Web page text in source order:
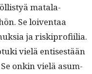
mata­la­
Se loiven­taa
ja riskiprofi­il­ia.
vielä entis­es­tään
onkin vielä asum­